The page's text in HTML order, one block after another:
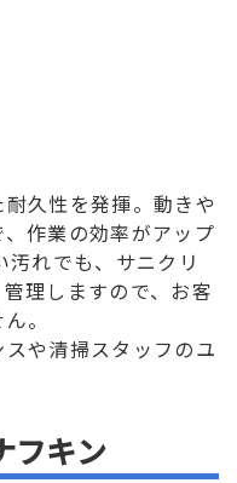
久性を発揮。動きや
作業の効率がアップ
汚れでも、サニクリ
理しますので、お客
。
や清掃スタッフのユ
フキン